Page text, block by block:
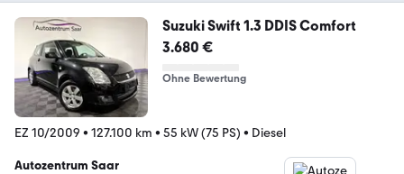
Suzuki Swift 1.3 DDIS Comfort
3.680 €
Ohne Bewertung
EZ 10/2009 • 127.100 km • 55 kW (75 PS) • Diesel
Autozentrum Saar